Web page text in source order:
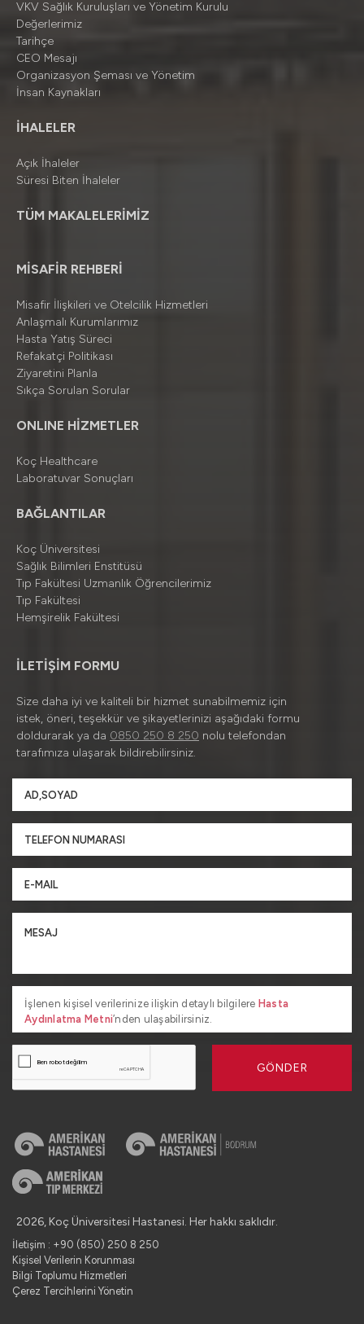
VKV Sağlık Kuruluşları ve Yönetim Kurulu
Değerlerimiz
Tarihçe
CEO Mesajı
Organizasyon Şeması ve Yönetim
İnsan Kaynakları
İHALELER
Açık İhaleler
Süresi Biten İhaleler
TÜM MAKALELERİMİZ
MİSAFİR REHBERİ
Misafir İlişkileri ve Otelcilik Hizmetleri
Anlaşmalı Kurumlarımız
Hasta Yatış Süreci
Refakatçi Politikası
Ziyaretini Planla
Sıkça Sorulan Sorular
ONLINE HİZMETLER
Koç Healthcare
Laboratuvar Sonuçları
BAĞLANTILAR
Koç Üniversitesi
Sağlık Bilimleri Enstitüsü
Tıp Fakültesi Uzmanlık Öğrencilerimiz
Tıp Fakültesi
Hemşirelik Fakültesi
İLETİŞİM FORMU
Size daha iyi ve kaliteli bir hizmet sunabilmemiz için
istek, öneri, teşekkür ve şikayetlerinizi aşağıdaki formu
doldurarak ya da 0850 250 8 250 nolu telefondan
tarafımıza ulaşarak bildirebilirsiniz.
İşlenen kişisel verilerinize ilişkin detaylı bilgilere Hasta
Aydınlatma Metni’nden ulaşabilirsiniz.
GÖNDER
2026, Koç Üniversitesi Hastanesi. Her hakkı saklıdır.
İletişim : +90 (850) 250 8 250
Kişisel Verilerin Korunması
Bilgi Toplumu Hizmetleri
Çerez Tercihlerini Yönetin